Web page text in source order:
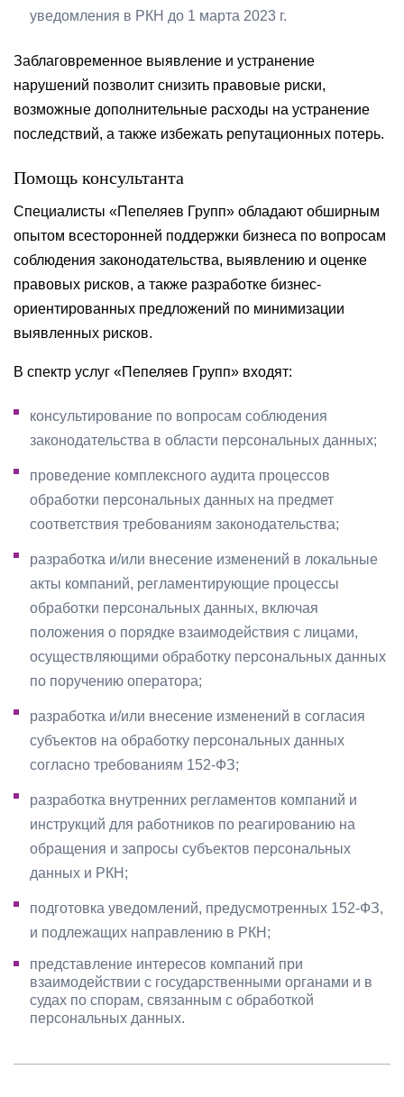
уведомления в РКН до 1 марта 2023 г.
Заблаговременное выявление и устранение
нарушений позволит снизить правовые риски,
возможные дополнительные расходы на устранение
последствий, а также избежать репутационных потерь.
Помощь консультанта
Специалисты «Пепеляев Групп» обладают обширным
опытом всесторонней поддержки бизнеса по вопросам
соблюдения законодательства, выявлению и оценке
правовых рисков, а также разработке бизнес-
ориентированных предложений по минимизации
выявленных рисков.
В спектр услуг «Пепеляев Групп» входят:
консультирование по вопросам соблюдения
законодательства в области персональных данных;
проведение комплексного аудита процессов
обработки персональных данных на предмет
соответствия требованиям законодательства;
разработка и/или внесение изменений в локальные
акты компаний, регламентирующие процессы
обработки персональных данных, включая
положения о порядке взаимодействия с лицами,
осуществляющими обработку персональных данных
по поручению оператора;
разработка и/или внесение изменений в согласия
субъектов на обработку персональных данных
согласно требованиям 152-ФЗ;
разработка внутренних регламентов компаний и
инструкций для работников по реагированию на
обращения и запросы субъектов персональных
данных и РКН;
подготовка уведомлений, предусмотренных 152-ФЗ,
и подлежащих направлению в РКН;
представление интересов компаний при
взаимодействии с государственными органами и в
судах по спорам, связанным с обработкой
персональных данных.